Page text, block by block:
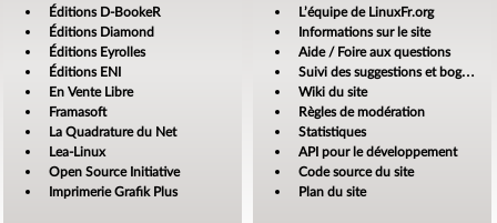
Éditions D-BookeR
Éditions Diamond
Éditions Eyrolles
Éditions ENI
En Vente Libre
Framasoft
La Quadrature du Net
Lea-Linux
Open Source Initiative
Imprimerie Grafik Plus
L’équipe de LinuxFr.org
Informations sur le site
Aide / Foire aux questions
Suivi des suggestions et bogues
Wiki du site
Règles de modération
Statistiques
API pour le développement
Code source du site
Plan du site